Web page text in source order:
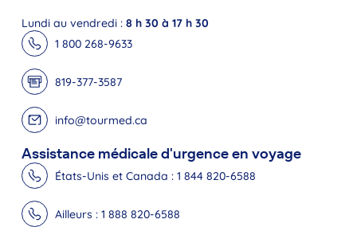
Lundi au vendredi : 8 h 30 à 17 h 30
1 800 268-9633
819-377-3587
info@tourmed.ca
Assistance médicale d'urgence en voyage
États-Unis et Canada : 1 844 820-6588
Ailleurs : 1 888 820-6588